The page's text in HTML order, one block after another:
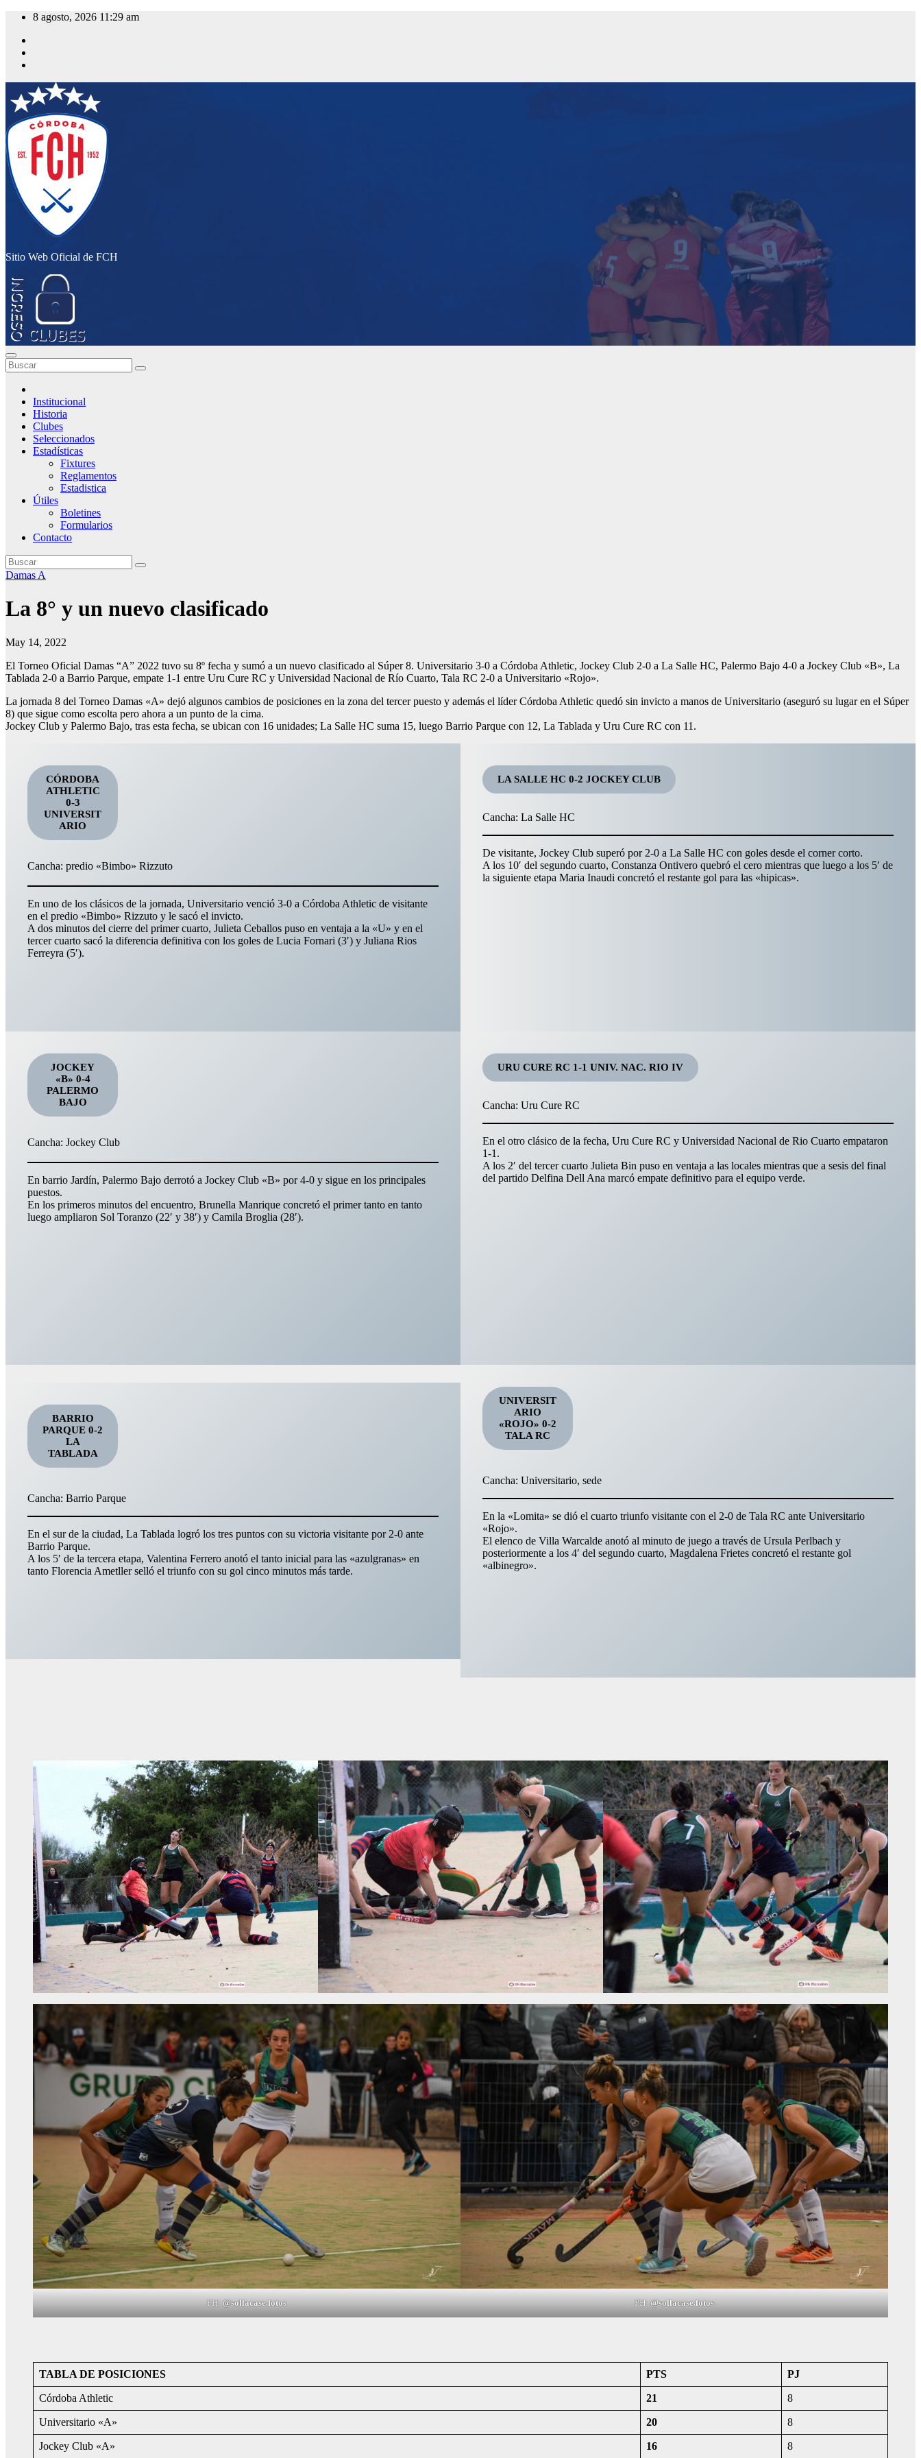
Saltar
contenido
8 agosto, 2026 11:29 am
Sitio Web Oficial de FCH
Institucional
Historia
Clubes
Seleccionados
Estadísticas
Fixtures
Reglamentos
Estadistica
Útiles
Boletines
Formularios
Contacto
Damas A
La 8° y un nuevo clasificado
May 14, 2022
El Torneo Oficial Damas “A” 2022 tuvo su 8º fecha y sumó a un nuevo clasificado al Súper 8. Universitario 3-0 a Córdoba Athletic, Jockey Club 2-0 a La Salle HC, Palermo Bajo 4-0 a Jockey Club «B», La
Tablada 2-0 a Barrio Parque, empate 1-1 entre Uru Cure RC y Universidad Nacional de Río Cuarto, Tala RC 2-0 a Universitario «Rojo».
La jornada 8 del Torneo Damas «A» dejó algunos cambios de posiciones en la zona del tercer puesto y además el líder Córdoba Athletic quedó sin invicto a manos de Universitario (aseguró su lugar en el Súper
8) que sigue como escolta pero ahora a un punto de la cima.
Jockey Club y Palermo Bajo, tras esta fecha, se ubican con 16 unidades; La Salle HC suma 15, luego Barrio Parque con 12, La Tablada y Uru Cure RC con 11.
CÓRDOBA
ATHLETIC
0-3
UNIVERSIT
ARIO
Cancha: predio «Bimbo» Rizzuto
En uno de los clásicos de la jornada, Universitario venció 3-0 a Córdoba Athletic de visitante
en el predio «Bimbo» Rizzuto y le sacó el invicto.
A dos minutos del cierre del primer cuarto, Julieta Ceballos puso en ventaja a la «U» y en el
tercer cuarto sacó la diferencia definitiva con los goles de Lucia Fornari (3′) y Juliana Rios
Ferreyra (5′).
LA SALLE HC 0-2 JOCKEY CLUB
Cancha: La Salle HC
De visitante, Jockey Club superó por 2-0 a La Salle HC con goles desde el corner corto.
A los 10′ del segundo cuarto, Constanza Ontivero quebró el cero mientras que luego a los 5′ de
la siguiente etapa Maria Inaudi concretó el restante gol para las «hipicas».
JOCKEY
«B» 0-4
PALERMO
BAJO
Cancha: Jockey Club
En barrio Jardín, Palermo Bajo derrotó a Jockey Club «B» por 4-0 y sigue en los principales
puestos.
En los primeros minutos del encuentro, Brunella Manrique concretó el primer tanto en tanto
luego ampliaron Sol Toranzo (22′ y 38′) y Camila Broglia (28′).
URU CURE RC 1-1 UNIV. NAC. RIO IV
Cancha: Uru Cure RC
En el otro clásico de la fecha, Uru Cure RC y Universidad Nacional de Rio Cuarto empataron
1-1.
A los 2′ del tercer cuarto Julieta Bin puso en ventaja a las locales mientras que a sesis del final
del partido Delfina Dell Ana marcó empate definitivo para el equipo verde.
BARRIO
PARQUE 0-2
LA
TABLADA
Cancha: Barrio Parque
En el sur de la ciudad, La Tablada logró los tres puntos con su victoria visitante por 2-0 ante
Barrio Parque.
A los 5′ de la tercera etapa, Valentina Ferrero anotó el tanto inicial para las «azulgranas» en
tanto Florencia Ametller selló el triunfo con su gol cinco minutos más tarde.
UNIVERSIT
ARIO
«ROJO» 0-2
TALA RC
Cancha: Universitario, sede
En la «Lomita» se dió el cuarto triunfo visitante con el 2-0 de Tala RC ante Universitario
«Rojo».
El elenco de Villa Warcalde anotó al minuto de juego a través de Ursula Perlbach y
posteriormente a los 4′ del segundo cuarto, Magdalena Frietes concretó el restante gol
«albinegro».
PH:@sollacase.fotos PH:@sollacase.fotos
TABLA DE POSICIONES PTS PJ
Córdoba Athletic 21 8
Universitario «A» 20 8
Jockey Club «A» 16 8